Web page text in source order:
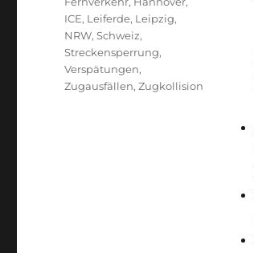
ICE, Leiferde, Leipzig,
NRW,Schweiz,
Streckensperrung,
Verspätungen,
Zugausfällen,Zugkollision